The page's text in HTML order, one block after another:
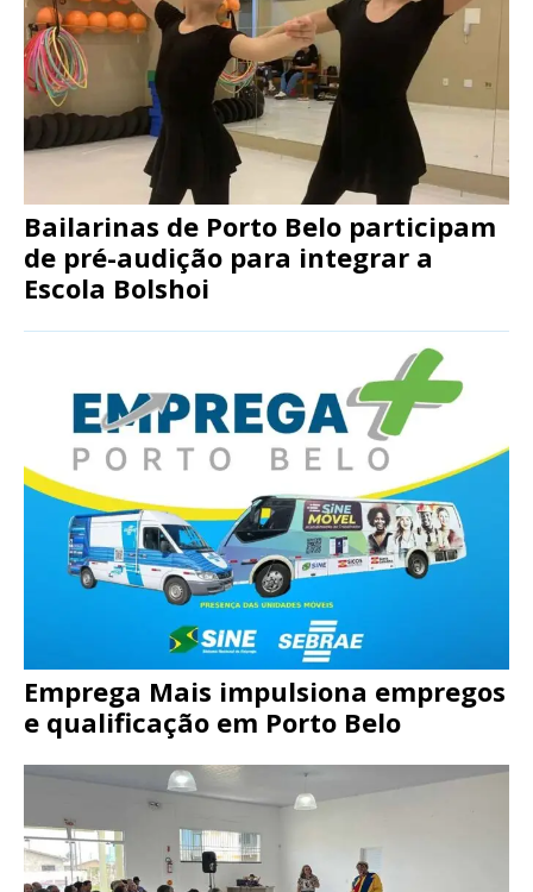
Bailarinas de Porto Belo participam
de pré-audição para integrar a
Escola Bolshoi
Emprega Mais impulsiona empregos
e qualificação em Porto Belo